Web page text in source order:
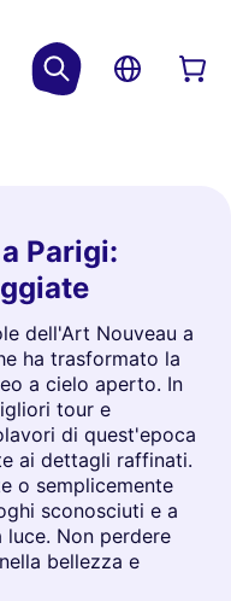
Parigi:
dell'Art Nouveau a
ha trasformato la
a cielo aperto. In
tour e
di quest'epoca
ai dettagli raffinati.
o semplicemente
sconosciuti e a
Non perdere
bellezza e